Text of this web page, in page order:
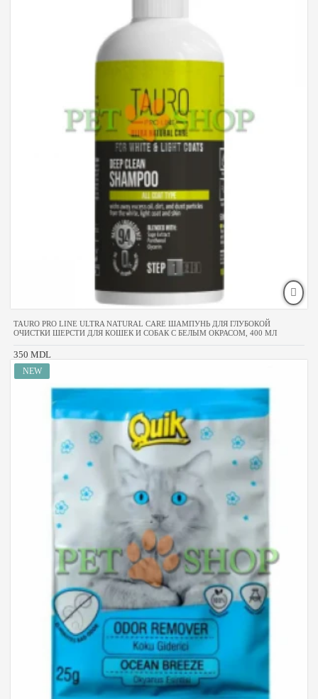
TAURO PRO LINE ULTRA NATURAL CARE ШАМПУНЬ ДЛЯ ГЛУБОКОЙ
ОЧИСТКИ ШЕРСТИ ДЛЯ КОШЕК И СОБАК С БЕЛЫМ ОКРАСОМ, 400 МЛ
350 MDL